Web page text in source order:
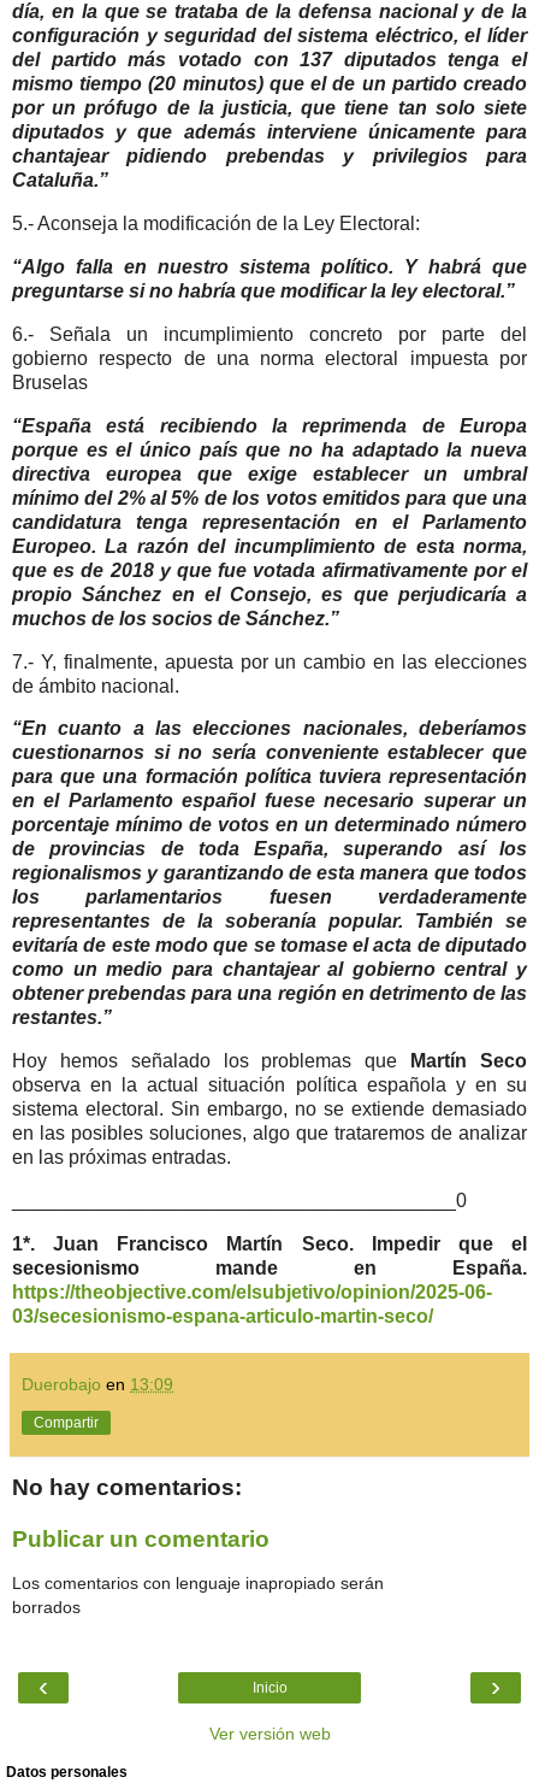
día, en la que se trataba de la defensa nacional y de la
configuración y seguridad del sistema eléctrico, el líder
del partido más votado con 137 diputados tenga el
mismo tiempo (20 minutos) que el de un partido creado
por un prófugo de la justicia, que tiene tan solo siete
diputados y que además interviene únicamente para
chantajear pidiendo prebendas y privilegios para
Cataluña.”
5.- Aconseja la modificación de la Ley Electoral:
“Algo falla en nuestro sistema político. Y habrá que
preguntarse si no habría que modificar la ley electoral.”
6.- Señala un incumplimiento concreto por parte del
gobierno respecto de una norma electoral impuesta por
Bruselas
“España está recibiendo la reprimenda de Europa
porque es el único país que no ha adaptado la nueva
directiva europea que exige establecer un umbral
mínimo del 2% al 5% de los votos emitidos para que una
candidatura tenga representación en el Parlamento
Europeo. La razón del incumplimiento de esta norma,
que es de 2018 y que fue votada afirmativamente por el
propio Sánchez en el Consejo, es que perjudicaría a
muchos de los socios de Sánchez.”
7.- Y, finalmente, apuesta por un cambio en las elecciones
de ámbito nacional.
“En cuanto a las elecciones nacionales, deberíamos
cuestionarnos si no sería conveniente establecer que
para que una formación política tuviera representación
en el Parlamento español fuese necesario superar un
porcentaje mínimo de votos en un determinado número
de provincias de toda España, superando así los
regionalismos y garantizando de esta manera que todos
los parlamentarios fuesen verdaderamente
representantes de la soberanía popular. También se
evitaría de este modo que se tomase el acta de diputado
como un medio para chantajear al gobierno central y
obtener prebendas para una región en detrimento de las
restantes.”
Hoy hemos señalado los problemas que
Martín Seco
observa en la actual situación política española y en su
sistema electoral. Sin embargo, no se extiende demasiado
en las posibles soluciones, algo que trataremos de analizar
en las próximas entradas.
_________________________________________0
1*. Juan Francisco Martín Seco. Impedir que el
secesionismo mande en España.
https://theobjective.com/elsubjetivo/opinion/2025-06-
03/secesionismo-espana-articulo-martin-seco/
Duerobajo en 13:09
Compartir
No hay comentarios:
Publicar un comentario
Los comentarios con lenguaje inapropiado serán
borrados
‹ ›
Inicio
Ver versión web
Datos personales